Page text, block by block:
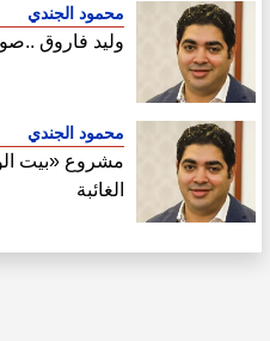
محمود الجندي
وليد فاروق
محمود الجندي
مشروع «بيت
الغائبة